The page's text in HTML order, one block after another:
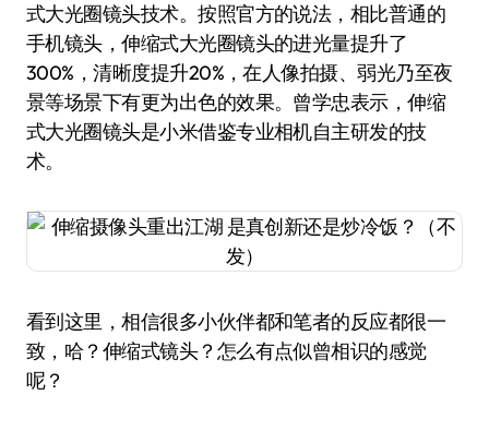
式大光圈镜头技术。按照官方的说法，相比普通的
手机镜头，伸缩式大光圈镜头的进光量提升了
300%，清晰度提升20%，在人像拍摄、弱光乃至夜
景等场景下有更为出色的效果。曾学忠表示，伸缩
式大光圈镜头是小米借鉴专业相机自主研发的技
术。
看到这里，相信很多小伙伴都和笔者的反应都很一
致，哈？伸缩式镜头？怎么有点似曾相识的感觉
呢？